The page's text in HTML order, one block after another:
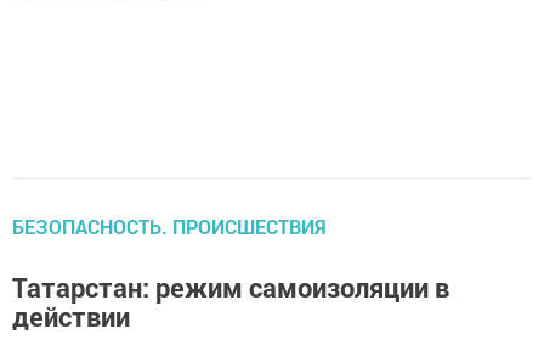
БЕЗОПАСНОСТЬ. ПРОИСШЕСТВИЯ
Татарстан: режим самоизоляции в
действии